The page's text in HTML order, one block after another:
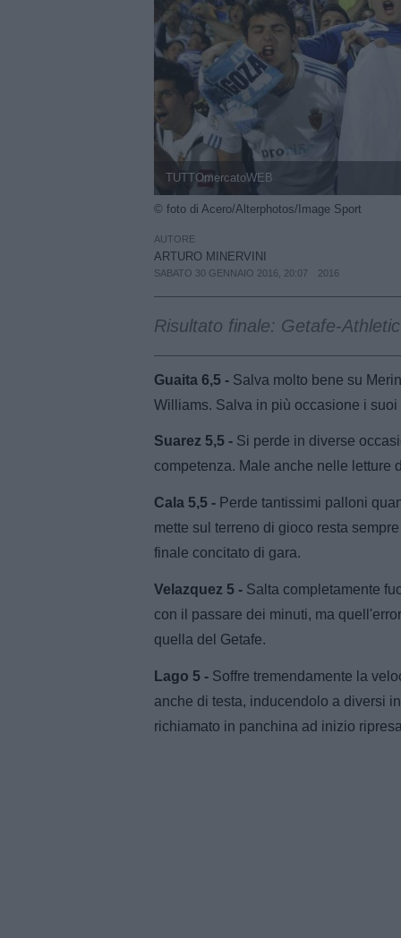
TUTTOmercatoWEB
© foto di Acero/Alterphotos/Image Sport
AUTORE
ARTURO MINERVINI
SABATO 30 GENNAIO 2016, 20:07 2016
Risultato finale: Getafe-
Guaita 6,5 - Salva molto bene su
Williams. Salva in più occasione i suoi
Suarez 5,5 - Si perde in diverse
competenza. Male anche nelle letture
Cala 5,5 - Perde tantissimi palloni
mette sul terreno di gioco resta
finale concitato di gara.
Velazquez 5 - Salta completamente
con il passare dei minuti, ma
quella del Getafe.
Lago 5 - Soffre tremendamente la
anche di testa, inducendolo a diversi
richiamato in panchina ad inizio